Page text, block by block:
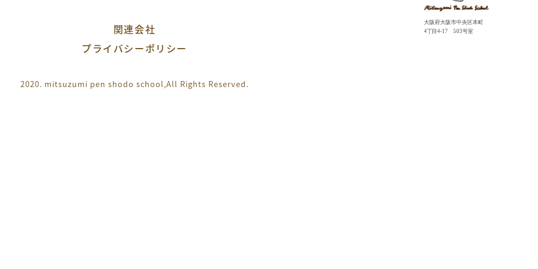
関連会社
プライバシーポリシー
2020. mitsuzumi pen shodo school,All Rights Reserved.